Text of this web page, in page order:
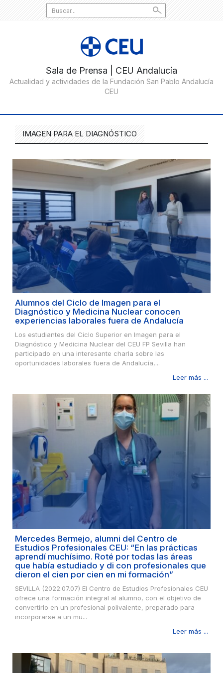
Search
for:
IMAGEN PARA EL DIAGNÓSTICO
Alumnos del Ciclo de Imagen para el
Diagnóstico y Medicina Nuclear conocen
experiencias laborales fuera de Andalucía
Los estudiantes del Ciclo Superior en Imagen para el
Diagnóstico y Medicina Nuclear del CEU FP Sevilla han
participado en una interesante charla sobre las
oportunidades laborales fuera de Andalucía,...
Leer más ...
Mercedes Bermejo, alumni del Centro de
Estudios Profesionales CEU: “En las prácticas
aprendí muchísimo. Roté por todas las áreas
que había estudiado y di con profesionales que
dieron el cien por cien en mi formación”
SEVILLA (2022.07.07) El Centro de Estudios Profesionales CEU
ofrece una formación integral al alumno, con el objetivo de
convertirlo en un profesional polivalente, preparado para
incorporarse a un mu...
Leer más ...